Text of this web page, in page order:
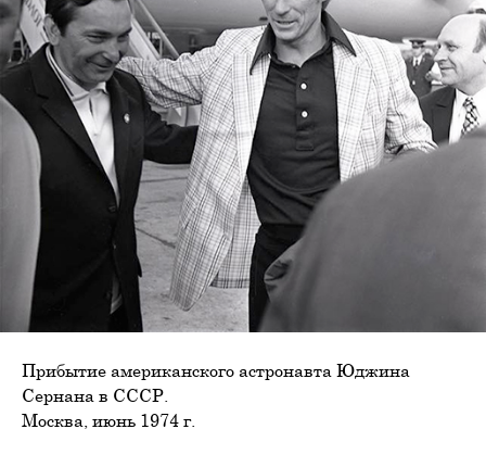
Прибытие американского астронавта Юджина
Сернана в СССР.
Москва, июнь 1974 г.